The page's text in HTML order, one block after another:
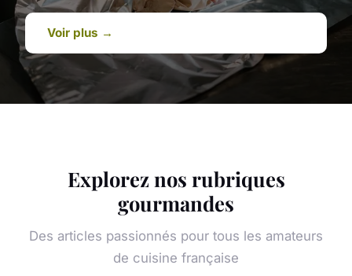
Voir plus →
Explorez nos rubriques
gourmandes
Des articles passionnés pour tous les amateurs
de cuisine française